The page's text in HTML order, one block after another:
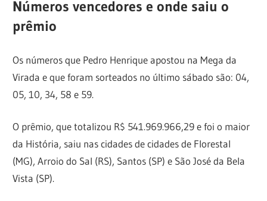
Números vencedores e onde saiu o
prêmio
Os números que Pedro Henrique apostou na Mega da
Virada e que foram sorteados no último sábado são: 04,
05, 10, 34, 58 e 59.
O prêmio, que totalizou R$ 541.969.966,29 e foi o maior
da História, saiu nas cidades de cidades de Florestal
(MG), Arroio do Sal (RS), Santos (SP) e São José da Bela
Vista (SP).